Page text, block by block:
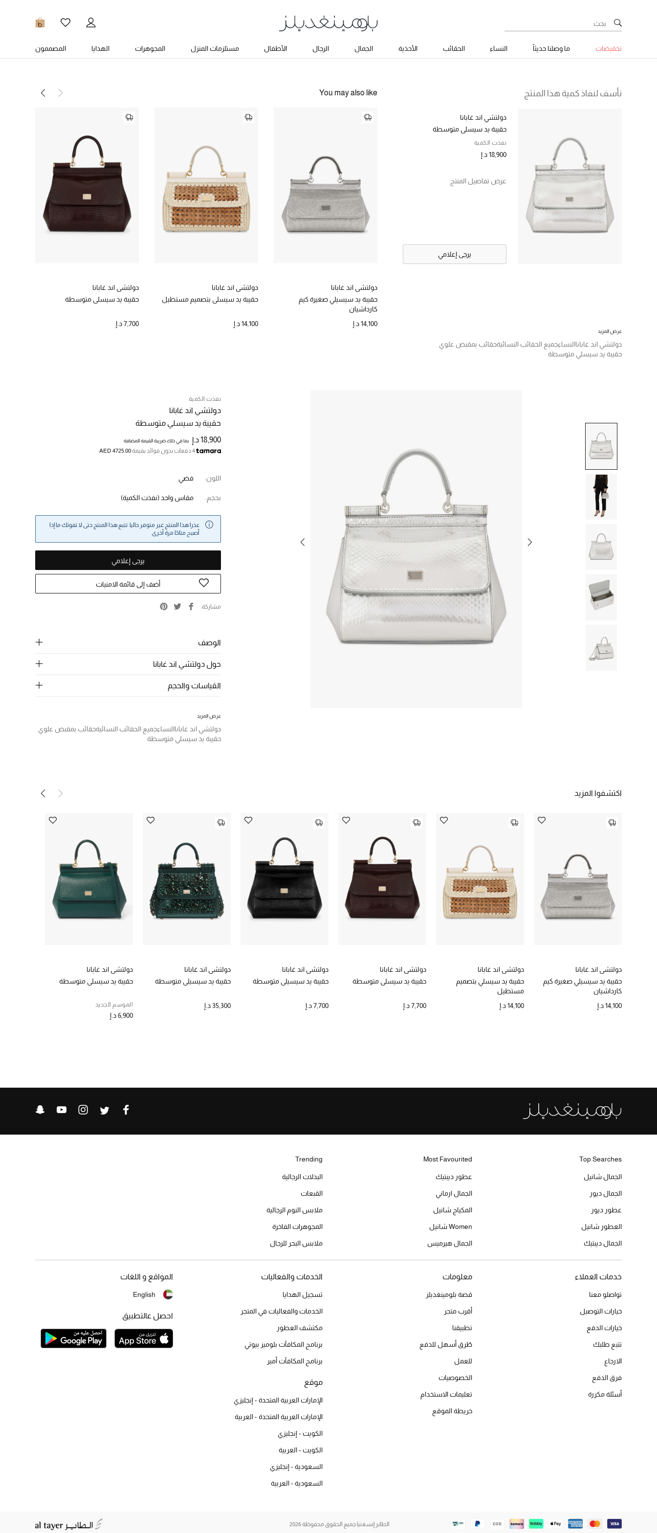
0
تخفيضات ما وصلنا حديثاً النساء الحقائب الأحذية الجمال الرجال الأطفال مستلزمات المنزل المجوهرات الهدايا المصممون
نأسف لنفاذ كمية هذا المنتج
دولتشي اند غابانا
حقيبة يد سيسلي متوسطة
نفذت الكمية
18,900 د.إ
عرض تفاصيل المنتج
يرجى إعلامي
عرض المزيد
دولتشي اند غاباناالنساءجميع الحقائب النسائيةحقائب بمقبض علوي
حقيبة يد سيسلي متوسطة
You may also like
دولتشي اند غابانا
حقيبة يد سيسيلي صغيرة كيم
كارداشيان
14,100 د.إ
دولتشي اند غابانا
حقيبة يد سيسلي بتصميم مستطيل
14,100 د.إ
دولتشي اند غابانا
حقيبة يد سيسلي متوسطة
7,700 د.إ
نفذت الكمية
دولتشي اند غابانا
حقيبة يد سيسلي متوسطة
18,900 د.إ
بما في ذلك ضريبة القيمة المضافة
4 دفعات بدون فوائد بقيمة AED 4725.00
اللون: فضي
بحجم: مقاس واحد (نفذت الكمية)
عذرا هذا المنتج غير متوفر حاليا. تتبع هذا المنتج حتى لا تفوتك ما إذا
أصبح متاحًا مرة أخرى.
يرجى إعلامي
أضف إلى قائمة الامنيات
مشاركة
الوصف
حول دولتشي اند غابانا
القياسات والحجم
عرض المزيد
دولتشي اند غاباناالنساءجميع الحقائب النسائيةحقائب بمقبض علوي
حقيبة يد سيسلي متوسطة
اكتشفوا المزيد
دولتشي اند غابانا
حقيبة يد سيسيلي صغيرة كيم
كارداشيان
14,100 د.إ
دولتشي اند غابانا
حقيبة يد سيسلي بتصميم
مستطيل
14,100 د.إ
دولتشي اند غابانا
حقيبة يد سيسلي متوسطة
7,700 د.إ
دولتشي اند غابانا
حقيبة يد سيسيلي متوسطة
7,700 د.إ
دولتشي اند غابانا
حقيبة يد سيسيلي متوسطة
35,300 د.إ
دولتشي اند غابانا
حقيبة يد سيسلي متوسطة
الموسم الجديد
6,900 د.إ
Top Searches
الجمال شانيل
الجمال ديور
عطور ديور
العطور شانيل
الجمال ديبتيك
Most Favourited
عطور ديبتيك
الجمال ارماني
المكياج شانيل
Women شانيل
الجمال هيرميس
Trending
البدلات الرجالية
القبعات
ملابس النوم الرجالية
المجوهرات الفاخرة
ملابس البحر للرجال
خدمات العملاء
تواصلو معنا
خيارات التوصيل
خيارات الدفع
تتبع طلبك
الارجاع
فرق الدفع
أسئلة مكررة
معلومات
قصة بلومينغديلز
أقرب متجر
تطبيقنا
طُرق أسهل للدفع
للعمل
الخصوصيات
تعليمات الاستخدام
خريطة الموقع
الخدمات والفعاليات
تسجيل الهدايا
الخدمات والفعاليات في المتجر
مكتشف العطور
برنامج المكافآت بلوميز بيوتي
برنامج المكافآت أمبر
موقع
الإمارات العربية المتحدة - إنجليزي
الإمارات العربية المتحدة - العربية
الكويت - إنجليزي
الكويت - العربية
السعودية - إنجليزي
السعودية - العربية
المواقع و اللغات
English
احصل عالتطبيق
الطاير إنسغنيا جميع الحقوق محفوظة 2026